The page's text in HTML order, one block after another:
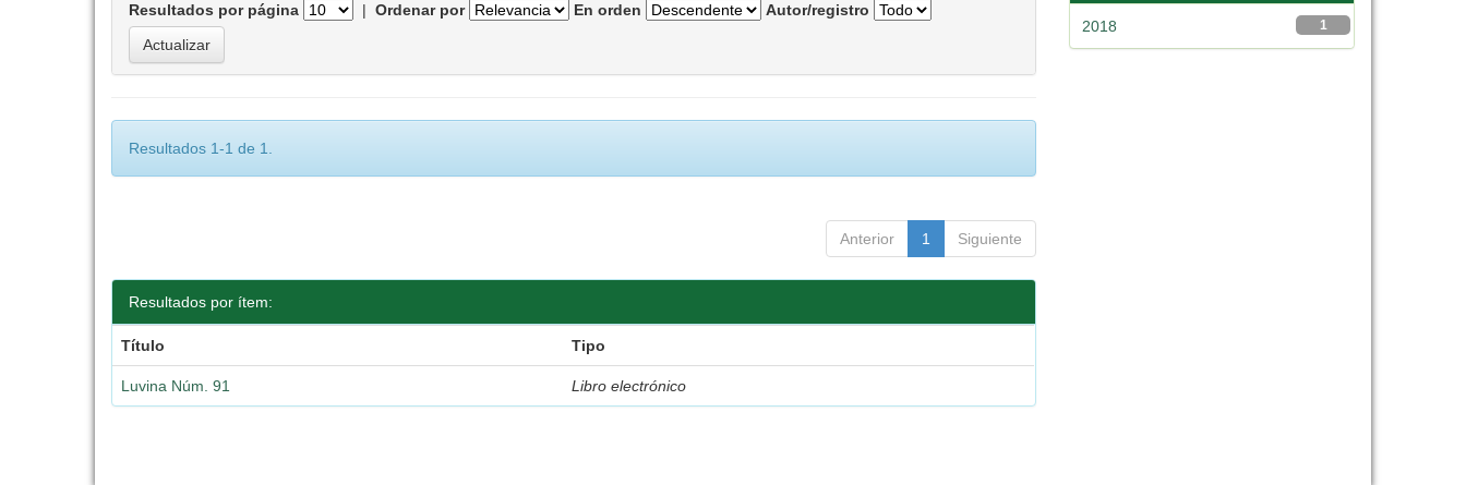
Resultados por página | Ordenar por En orden Autor/registro
Resultados 1-1 de 1.
Anterior 1 Siguiente
Resultados por ítem:
Título Tipo
Luvina Núm. 91 Libro electrónico
1
2018